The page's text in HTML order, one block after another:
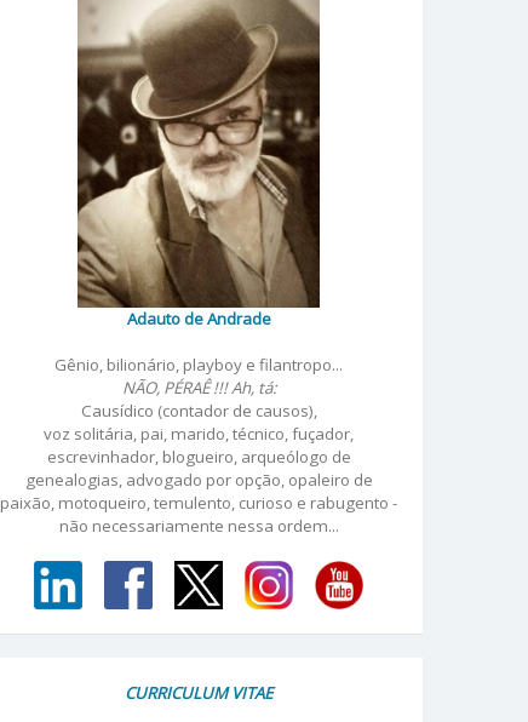
Adauto de Andrade
Gênio, bilionário, playboy e filantropo...
NÃO, PÉRAÊ !!! Ah, tá:
Causídico (contador de causos),
voz solitária, pai, marido, técnico, fuçador,
escrevinhador, blogueiro, arqueólogo de
genealogias, advogado por opção, opaleiro de
paixão, motoqueiro, temulento, curioso e rabugento -
não necessariamente nessa ordem...
CURRICULUM VITAE